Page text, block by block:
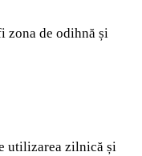
zona de odihnă și
utilizarea zilnică și